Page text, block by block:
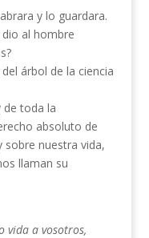
y lo guardara.
dio al hombre
árbol de la ciencia
de toda la
absoluto de
sobre nuestra vida,
llaman su
vida a vosotros,